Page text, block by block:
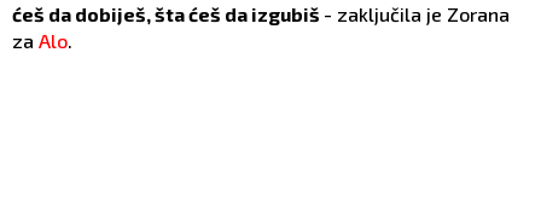
ćeš da dobiješ, šta ćeš da izgubiš - zaključila je Zorana
za Alo